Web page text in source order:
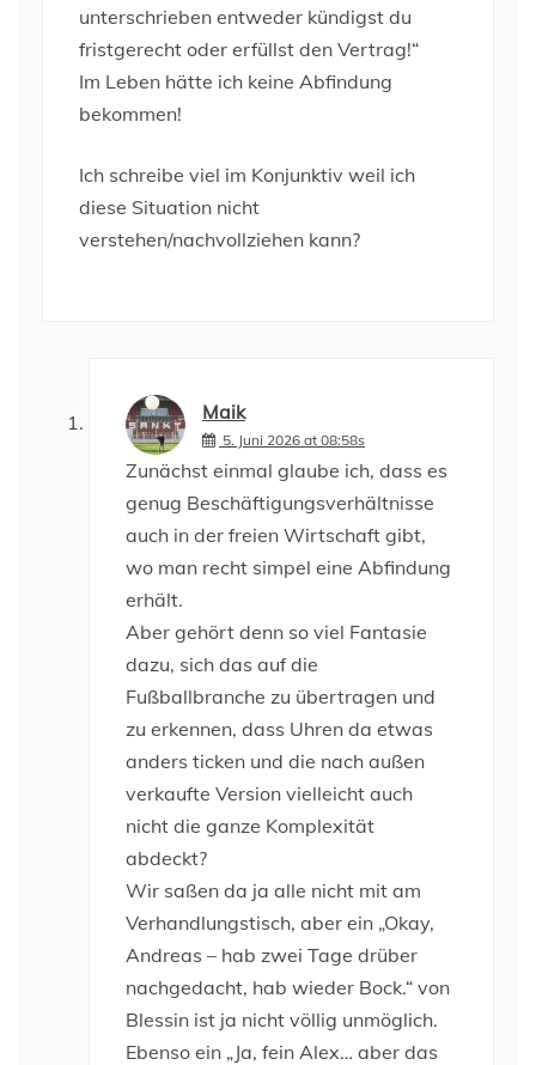
unterschrieben entweder kündigst du
fristgerecht oder erfüllst den Vertrag!“
Im Leben hätte ich keine Abfindung
bekommen!
Ich schreibe viel im Konjunktiv weil ich
diese Situation nicht
verstehen/nachvollziehen kann?
Maik
5. Juni 2026 at 08:58s
Zunächst einmal glaube ich, dass es
genug Beschäftigungsverhältnisse
auch in der freien Wirtschaft gibt,
wo man recht simpel eine Abfindung
erhält.
Aber gehört denn so viel Fantasie
dazu, sich das auf die
Fußballbranche zu übertragen und
zu erkennen, dass Uhren da etwas
anders ticken und die nach außen
verkaufte Version vielleicht auch
nicht die ganze Komplexität
abdeckt?
Wir saßen da ja alle nicht mit am
Verhandlungstisch, aber ein „Okay,
Andreas – hab zwei Tage drüber
nachgedacht, hab wieder Bock.“ von
Blessin ist ja nicht völlig unmöglich.
Ebenso ein „Ja, fein Alex… aber das